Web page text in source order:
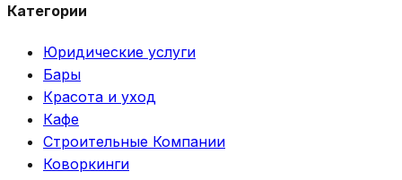
Категории
Юридические услуги
Бары
Красота и уход
Кафе
Строительные Компании
Коворкинги